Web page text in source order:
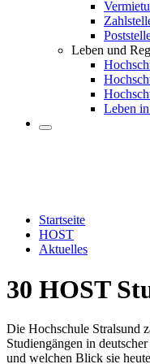
Leben und
Leben
Startseite
HOST
Aktuelles
30 HOST
Die Hochschule Stralsund
Studiengängen in
und welchen Blick sie